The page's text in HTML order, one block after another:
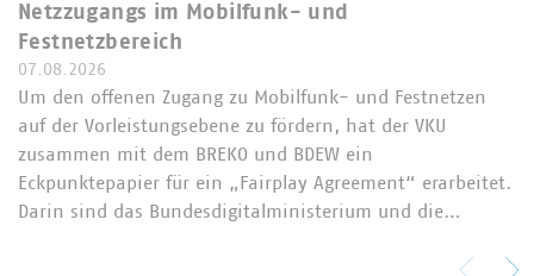
Netzzugangs im Mobilfunk- und
Festnetzbereich
07.08.2026
Um den offenen Zugang zu Mobilfunk- und Festnetzen
auf der Vorleistungsebene zu fördern, hat der VKU
zusammen mit dem BREKO und BDEW ein
Eckpunktepapier für ein „Fairplay Agreement“ erarbeitet.
Darin sind das Bundesdigitalministerium und die…